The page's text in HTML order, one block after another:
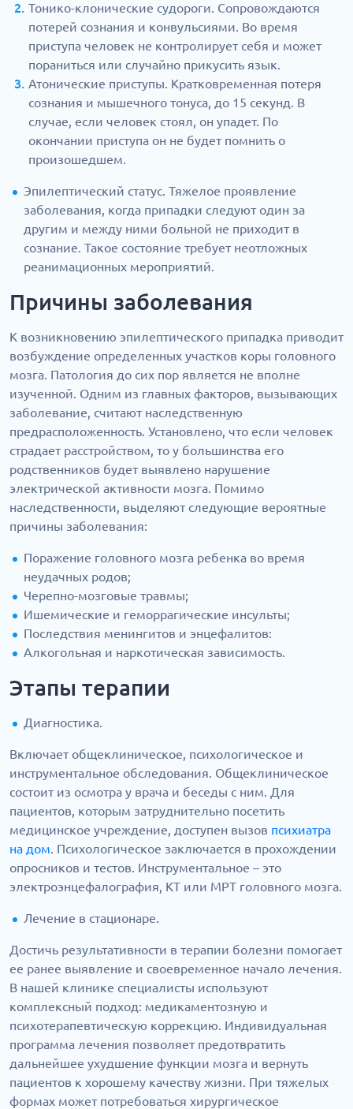
Тонико-клонические судороги. Сопровождаются
потерей сознания и конвульсиями. Во время
приступа человек не контролирует себя и может
пораниться или случайно прикусить язык.
Атонические приступы. Кратковременная потеря
сознания и мышечного тонуса, до 15 секунд. В
случае, если человек стоял, он упадет. По
окончании приступа он не будет помнить о
произошедшем.
Эпилептический статус. Тяжелое проявление
заболевания, когда припадки следуют один за
другим и между ними больной не приходит в
сознание. Такое состояние требует неотложных
реанимационных мероприятий.
Причины заболевания
К возникновению эпилептического припадка приводит
возбуждение определенных участков коры головного
мозга. Патология до сих пор является не вполне
изученной. Одним из главных факторов, вызывающих
заболевание, считают наследственную
предрасположенность. Установлено, что если человек
страдает расстройством, то у большинства его
родственников будет выявлено нарушение
электрической активности мозга. Помимо
наследственности, выделяют следующие вероятные
причины заболевания:
Поражение головного мозга ребенка во время
неудачных родов;
Черепно-мозговые травмы;
Ишемические и геморрагические инсульты;
Последствия менингитов и энцефалитов:
Алкогольная и наркотическая зависимость.
Этапы терапии
Диагностика.
Включает общеклиническое, психологическое и
инструментальное обследования. Общеклиническое
состоит из осмотра у врача и беседы с ним. Для
пациентов, которым затруднительно посетить
медицинское учреждение, доступен вызов психиатра
на дом. Психологическое заключается в прохождении
опросников и тестов. Инструментальное – это
электроэнцефалография, КТ или МРТ головного мозга.
Лечение в стационаре.
Достичь результативности в терапии болезни помогает
ее ранее выявление и своевременное начало лечения.
В нашей клинике специалисты используют
комплексный подход: медикаментозную и
психотерапевтическую коррекцию. Индивидуальная
программа лечения позволяет предотвратить
дальнейшее ухудшение функции мозга и вернуть
пациентов к хорошему качеству жизни. При тяжелых
формах может потребоваться хирургическое